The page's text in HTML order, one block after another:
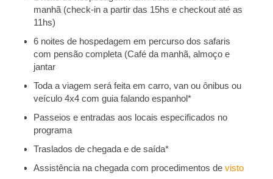
manhã (check-in a partir das 15hs e checkout até as
11hs)
6 noites de hospedagem em percurso dos safaris
com pensão completa (Café da manhã, almoço e
jantar
Toda a viagem será feita em carro, van ou ônibus ou
veículo 4x4 com guia falando espanhol*
Passeios e entradas aos locais especificados no
programa
Traslados de chegada e de saída*
Assistência na chegada com procedimentos de visto